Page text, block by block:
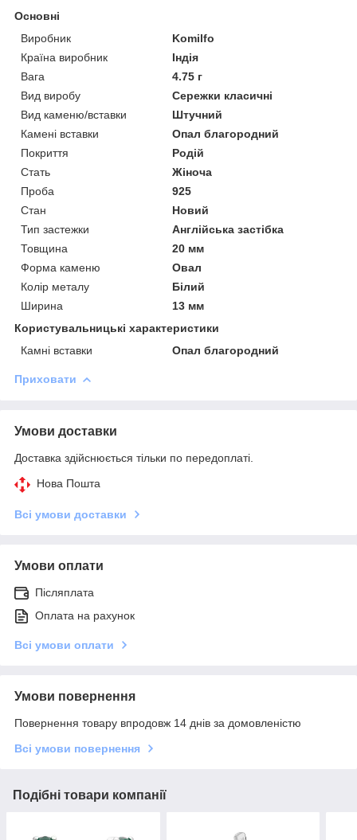
Основні
Виробник
Komilfo
Країна виробник
Індія
Вага
4.75 г
Вид виробу
Сережки класичні
Вид каменю/вставки
Штучний
Камені вставки
Опал благородний
Покриття
Родій
Стать
Жіноча
Проба
925
Стан
Новий
Тип застежки
Англійська застібка
Товщина
20 мм
Форма каменю
Овал
Колір металу
Білий
Ширина
13 мм
Користувальницькі характеристики
Камні вставки
Опал благородний
Приховати
Умови доставки
Доставка здійснюється тільки по передоплаті.
Нова Пошта
Всі умови доставки
Умови оплати
Післяплата
Оплата на рахунок
Всі умови оплати
Умови повернення
Повернення товару впродовж 14 днів за домовленістю
Всі умови повернення
Подібні товари компанії